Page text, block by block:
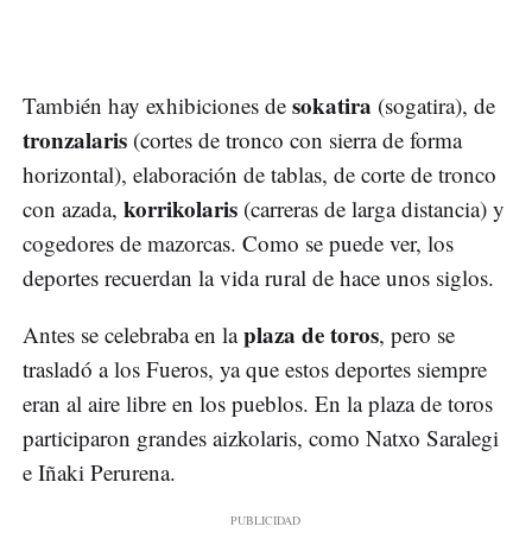
También hay exhibiciones de sokatira (sogatira), de
tronzalaris (cortes de tronco con sierra de forma
horizontal), elaboración de tablas, de corte de tronco
con azada, korrikolaris (carreras de larga distancia) y
cogedores de mazorcas. Como se puede ver, los
deportes recuerdan la vida rural de hace unos siglos.
Antes se celebraba en laplaza de toros, pero se
trasladó a los Fueros, ya que estos deportes siempre
eran al aire libre en los pueblos. En la plaza de toros
participaron grandes aizkolaris, como Natxo Saralegi
e Iñaki Perurena.